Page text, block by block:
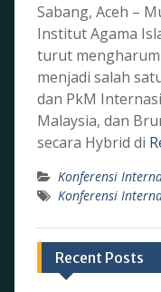
Sabang, Aceh –
Institut Agama
turut
menjadi salah
dan PkM
Malaysia, dan
secara Hybrid di
Konferensi
Konferensi
Recent Posts